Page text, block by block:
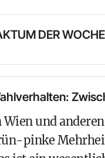
DER WOCHE
Wien und
pinke